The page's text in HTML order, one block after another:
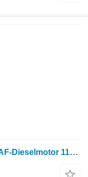
Perkins Neuer Perkins-Motor für TAF-Dieselmotor 1104D 44T 75 kW 3066 2 für Forsttechnik